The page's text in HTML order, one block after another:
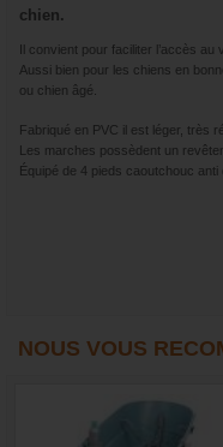
chien.
Il convient pour faciliter l’accès au
Aussi bien pour les chiens en
ou chien âgé.
Fabriqué en PVC il est léger, très
Les marches possèdent un
Équipé de 4 pieds caoutchouc
NOUS VOUS